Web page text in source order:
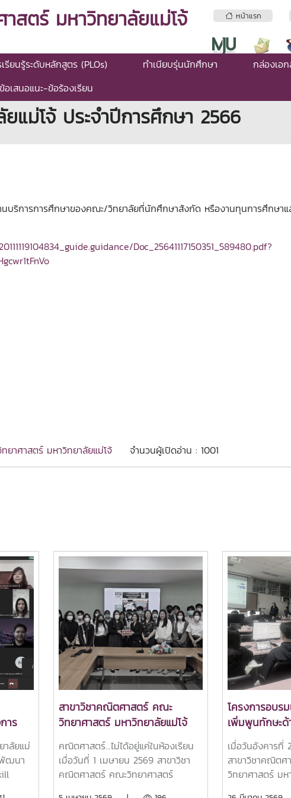
หน้าแรก
สตร์ มหาวิทยาลัยแม่โจ้
รียนรู้ระดับหลักสูตร (PLOs) ทำเนียบรุ่นนักศึกษา กล่องเอก
ข้อเสนอแนะ-ข้อร้องเรียน
แม่โจ้ ประจำปีการศึกษา 2566
บริการการศึกษาของคณะ/วิทยาลัยที่นักศึกษาสังกัด หรืองานทุนการศึกษาแ
Doc_25641117150351_589480.pdf?
าศาสตร์ มหาวิทยาลัยแม่โจ้ จำนวนผู้เปิดอ่าน : 1001
าร
ชาชีพ
ย์เก่า
ติม
ละ
าลัยแม่
พัฒนา
สาขาวิชาคณิตศาสตร์ คณะ
วิทยาศาสตร์ มหาวิทยาลัยแม่โจ้
จัดโครงการศึกษาดูงานของ
นักศึกษาเพื่อเพิ่มพูนองค์ความรู้
และการประยุกต์ใช้ความรู้ด้วย
คณิตศาสตร์...ไม่ได้อยู่แค่ในห้องเรียน
เมื่อวันที่ 1 เมษายน 2569 สาขาวิชา
คณิตศาสตร์ คณะวิทยาศาสตร์
โครงการอบร
เพิ่มพูนทักษะด้
เมื่อวันอังคารที่
สาขาวิชาคณิต
วิทยาศาสตร์ มห